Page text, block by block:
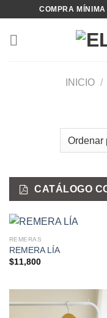
contenido
COMPRA
INICIO /
CATÁLOGO
REMERAS
REMERA LÍA
$11,800